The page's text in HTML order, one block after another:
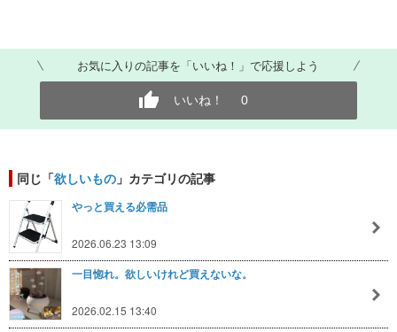
お気に入りの記事を「いいね！」で応援しよう
いいね！ 0
同じ「欲しいもの 」カテゴリの記事
やっと買える必需品
2026.06.23 13:09
一目惚れ。欲しいけれど買えないな。
2026.02.15 13:40